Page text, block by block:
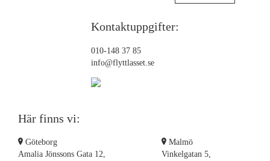
Kontaktuppgifter:
010-148 37 85
info@flyttlasset.se
Här finns vi:
Göteborg
Amalia Jönssons Gata 12,
Malmö
Vinkelgatan 5,